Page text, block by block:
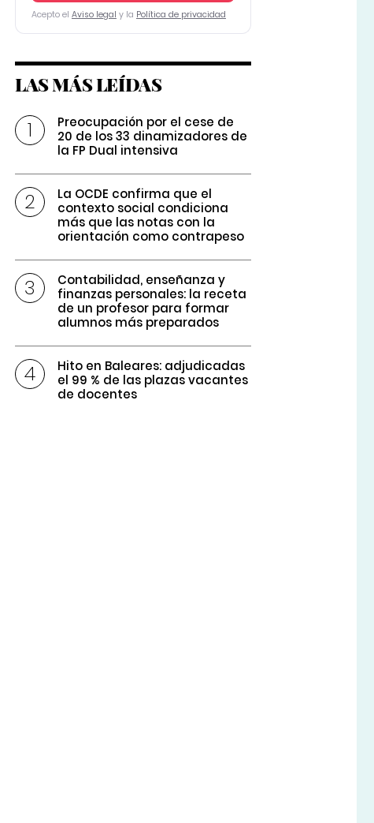
Acepto el Aviso legal y la Política de privacidad
LAS MÁS LEÍDAS
Preocupación por el cese de
20 de los 33 dinamizadores de
la FP Dual intensiva
La OCDE confirma que el
contexto social condiciona
más que las notas con la
orientación como contrapeso
Contabilidad, enseñanza y
finanzas personales: la receta
de un profesor para formar
alumnos más preparados
Hito en Baleares: adjudicadas
el 99 % de las plazas vacantes
de docentes